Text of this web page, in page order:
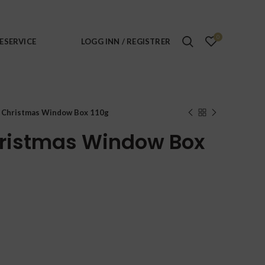
LOGG INN / REGISTRER 0
Window Box 110g
Window Box